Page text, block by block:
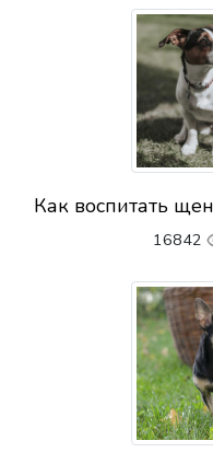
Как воспитать
16842